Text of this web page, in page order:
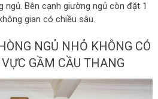
ngủ. Bên cạnh giường ngủ còn đặt 1
gian có chiều sâu.
NGỦ NHỎ KHÔNG CÓ
GẦM CẦU THANG